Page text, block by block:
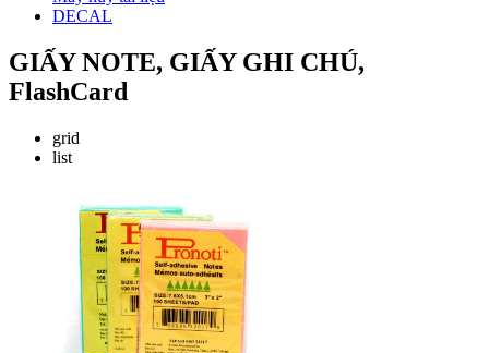
DECAL
GIẤY NOTE, GIẤY GHI CHÚ,
FlashCard
grid
list